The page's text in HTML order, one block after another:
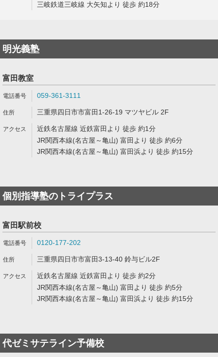
三岐鉄道三岐線 大矢知より 徒歩 約18分
明光義塾
富田教室
059-361-3111
三重県四日市市富田1-26-19 マツヤビル 2F
近鉄名古屋線 近鉄富田より 徒歩 約1分
JR関西本線(名古屋～亀山) 富田より 徒歩 約6分
JR関西本線(名古屋～亀山) 富田浜より 徒歩 約15分
個別指導塾のトライプラス
富田駅前校
0120-177-202
三重県四日市市富田3-13-40 鈴与ビル2F
近鉄名古屋線 近鉄富田より 徒歩 約2分
JR関西本線(名古屋～亀山) 富田より 徒歩 約5分
JR関西本線(名古屋～亀山) 富田浜より 徒歩 約15分
代ゼミサテライン予備校